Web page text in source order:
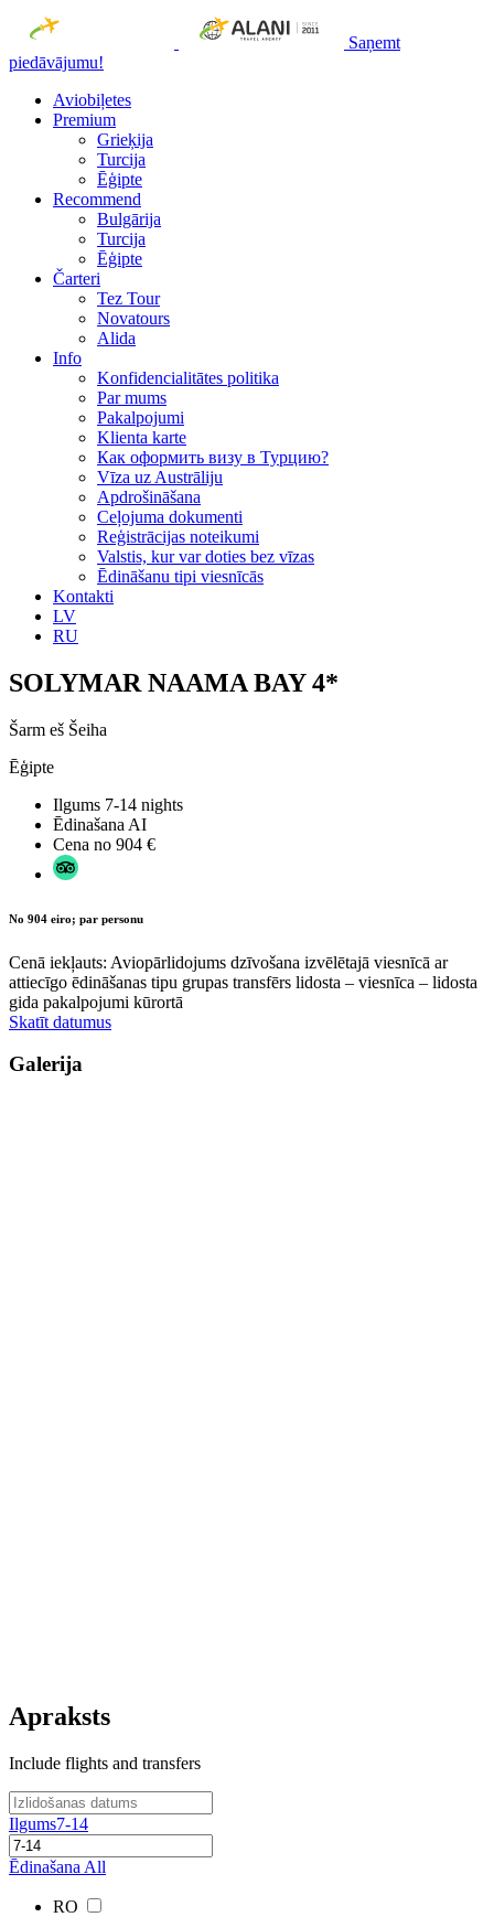
Saņemt
piedāvājumu!
Aviobiļetes
Premium
Grieķija
Turcija
Ēģipte
Recommend
Bulgārija
Turcija
Ēģipte
Čarteri
Tez Tour
Novatours
Alida
Info
Konfidencialitātes politika
Par mums
Рakalpojumi
Klienta karte
Как оформить визу в Турцию?
Vīza uz Austrāliju
Apdrošināšana
Ceļojuma dokumenti
Reģistrācijas noteikumi
Valstis, kur var doties bez vīzas
Ēdināšanu tipi viesnīcās
Kontakti
LV
RU
SOLYMAR NAAMA BAY 4*
Šarm eš Šeiha
Ēģipte
Ilgums 7-14 nights
Ēdinašana AI
Cena no 904 €
No 904 eiro; par personu
Cenā iekļauts: Aviopārlidojums dzīvošana izvēlētajā viesnīcā ar
attiecīgo ēdināšanas tipu grupas transfērs lidosta – viesnīca – lidosta
gida pakalpojumi kūrortā
Skatīt datumus
Galerija
Apraksts
Include flights and transfers
Ilgums7-14
Ēdinašana All
RO